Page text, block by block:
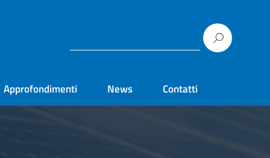
Approfondimenti News Contatti